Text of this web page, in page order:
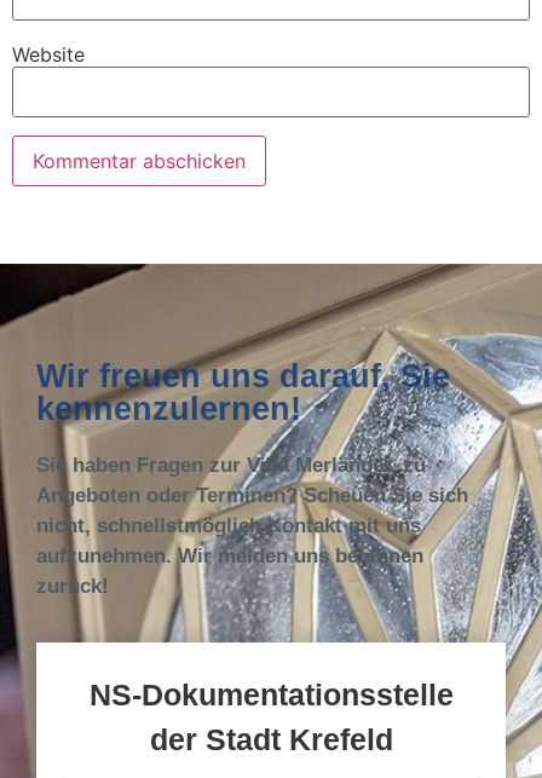
Website
Wir freuen uns darauf, Sie
kennenzulernen!
Sie haben Fragen zur Villa Merländer, zu
Angeboten oder Terminen? Scheuen Sie sich
nicht, schnellstmöglich Kontakt mit uns
aufzunehmen. Wir melden uns bei Ihnen
zurück!
NS-Dokumentationsstelle
der Stadt Krefeld